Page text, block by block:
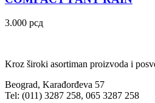
3.000 рсд
Kroz široki asortiman proizvoda i
Beograd, Karađorđeva 57
Tel: (011) 3287 258, 065 3287 258